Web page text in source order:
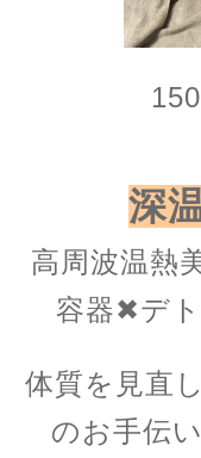
深
高周波温熱
容器✖︎デ
体質を見直
のお手伝